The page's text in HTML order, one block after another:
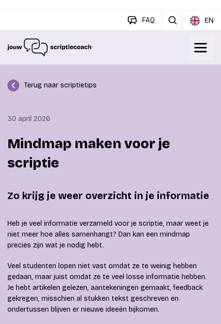
FAQ EN
Terug naar scriptietips
30 april 2026
Mindmap maken voor je
scriptie
Zo krijg je weer overzicht in je informatie
Heb je veel informatie verzameld voor je scriptie, maar weet je
niet meer hoe alles samenhangt? Dan kan een mindmap
precies zijn wat je nodig hebt.
Veel studenten lopen niet vast omdat ze te weinig hebben
gedaan, maar juist omdat ze te veel losse informatie hebben.
Je hebt artikelen gelezen, aantekeningen gemaakt, feedback
gekregen, misschien al stukken tekst geschreven en
ondertussen blijven er nieuwe ideeën bijkomen.